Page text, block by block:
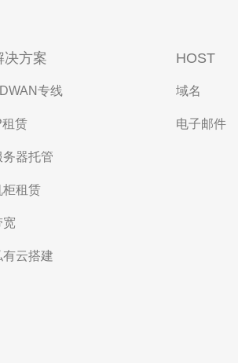
决方案
专线
租赁
务器托管
柜租赁
宽
有云搭建
HOST
域名
电子邮件